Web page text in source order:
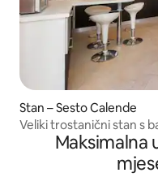
Stan – Sesto Calende
Veliki trostanični stan s
Maksimalna